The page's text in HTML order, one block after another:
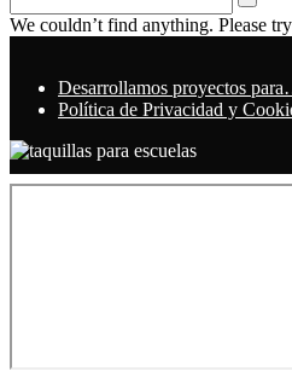
We couldn’t find anything. Please
Desarrollamos proyectos
Política de Privacidad y